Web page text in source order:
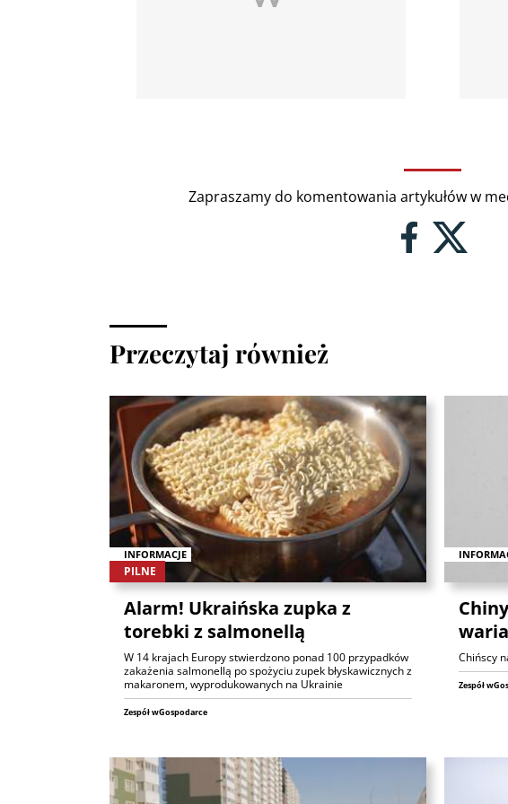
Zapraszamy do komentowania artykułów w
Przeczytaj również
INFORMACJE
PILNE
Alarm! Ukraińska zupka z
torebki z salmonellą
W 14 krajach Europy stwierdzono ponad 100 przypadków
zakażenia salmonellą po spożyciu zupek błyskawicznych z
makaronem, wyprodukowanych na Ukrainie
Zespół wGospodarce
Chińscy
Zespół